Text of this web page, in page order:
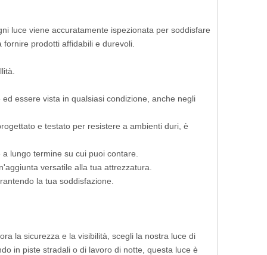
luce viene accuratamente ispezionata per soddisfare
prodotti affidabili e durevoli.
essere vista in qualsiasi condizione, anche negli
e testato per resistere a ambienti duri, è
lungo termine su cui puoi contare.
versatile alla tua attrezzatura.
la tua soddisfazione.
la sicurezza e la visibilità, scegli la nostra luce di
in piste stradali o di lavoro di notte, questa luce è